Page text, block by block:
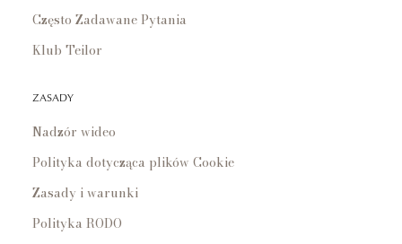
Często Zadawane Pytania
Klub Teilor
ZASADY
Nadzór wideo
Polityka dotycząca plików Cookie
Zasady i warunki
Polityka RODO